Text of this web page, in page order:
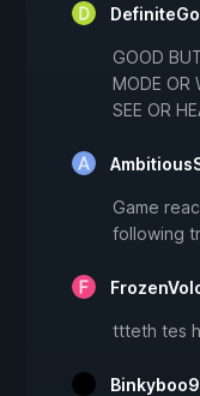
GOOD
MODE OR
SEE OR
Game
following
ttteth tes